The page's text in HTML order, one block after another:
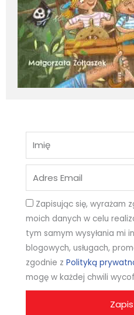
Zapisując się, wyrażam
moich danych w celu
tym samym wysyłania mi
blogowych, usługach,
zgodnie z Polityką
mogę w każdej chwili